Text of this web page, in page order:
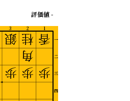
1
2
3
一
二
三
四
評価値 -
香
歩
桂
角
歩
銀
歩